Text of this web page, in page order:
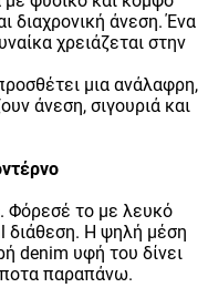
διαχρονική άνεση. Ένα
χρειάζεται στην
μια ανάλαφρη,
άνεση, σιγουριά και
Φόρεσέ το με λευκό
διάθεση. Η ψηλή μέση
denim υφή του δίνει
παραπάνω.